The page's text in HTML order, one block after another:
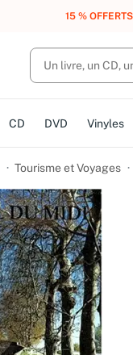
UN ACHAT, DES POINTS,
CD DVD Vinyles
Tourisme et Voyages